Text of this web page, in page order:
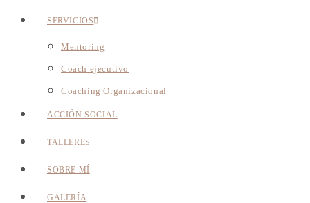
SERVICIOS
Mentoring
Coach ejecutivo
Coaching Organizacional
ACCIÓN SOCIAL
TALLERES
SOBRE MÍ
GALERÍA